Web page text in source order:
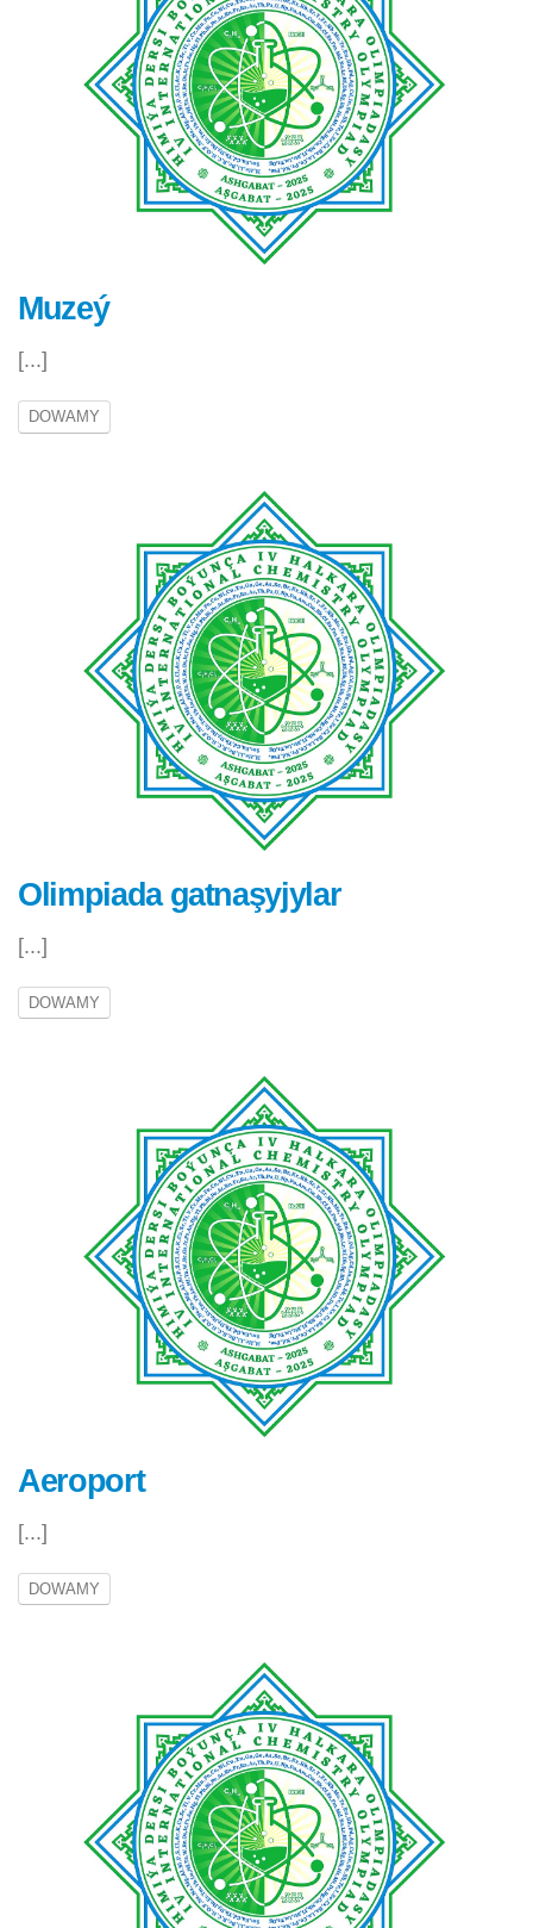
Muzeý
[...]
DOWAMY
Olimpiada gatnaşyjylar
[...]
DOWAMY
Aeroport
[...]
DOWAMY